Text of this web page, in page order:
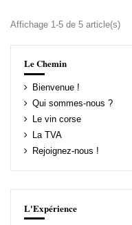
Affichage 1-5 de 5 article(s)
Le Chemin
Bienvenue !
Qui sommes-nous ?
Le vin corse
La TVA
Rejoignez-nous !
L'Expérience